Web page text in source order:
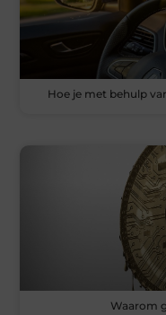
Hoe je met behulp
Waarom